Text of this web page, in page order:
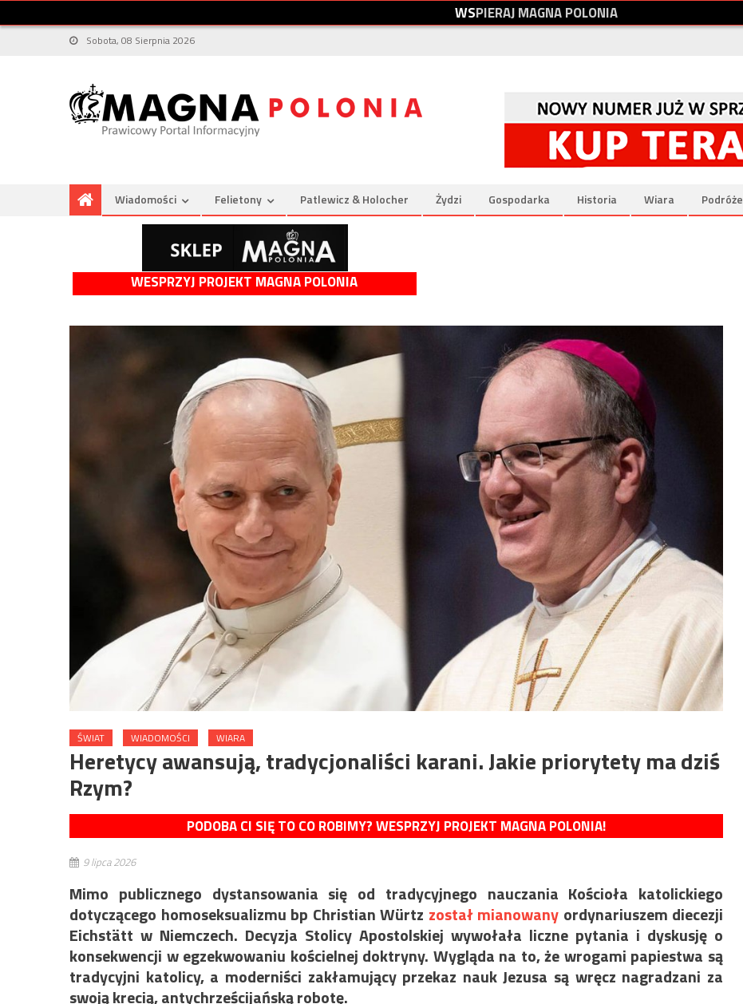
WSPIERAJMAGNAPOLONIA
Sobota, 08 Sierpnia 2026
Wiadomości Felietony Patlewicz & Holocher Żydzi Gospodarka Historia Wiara Podróże
WESPRZYJ PROJEKT MAGNA POLONIA
ŚWIAT WIADOMOŚCI WIARA
Heretycy awansują, tradycjonaliści karani. Jakie priorytety ma dziś
Rzym?
PODOBA CI SIĘ TO CO ROBIMY? WESPRZYJ PROJEKT MAGNA POLONIA!
9 lipca 2026
Mimo publicznego dystansowania się od tradycyjnego nauczania Kościoła katolickiego
dotyczącego homoseksualizmu bp Christian Würtz został mianowany ordynariuszem diecezji
Eichstätt w Niemczech. Decyzja Stolicy Apostolskiej wywołała liczne pytania i dyskusję o
konsekwencji w egzekwowaniu kościelnej doktryny. Wygląda na to, że wrogami papiestwa są
tradycyjni katolicy, a moderniści zakłamujący przekaz nauk Jezusa są wręcz nagradzani za
swoją krecią, antychrześcijańską robotę.